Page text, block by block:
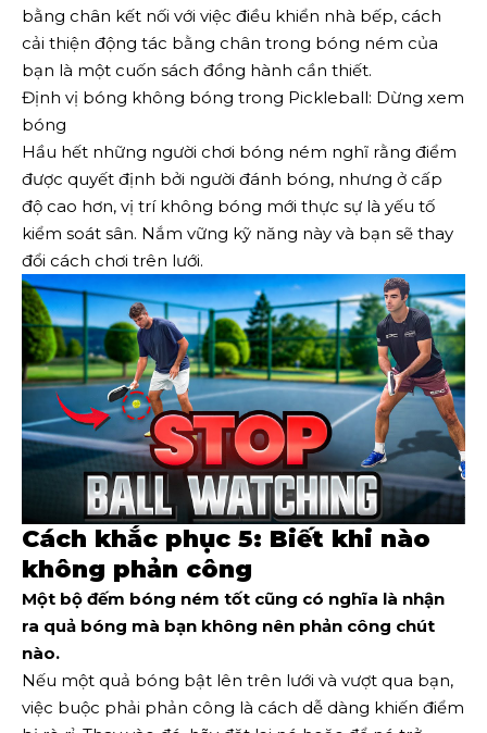
bằng chân kết nối với việc điều khiển nhà bếp, cách
cải thiện động tác bằng chân trong bóng ném của
bạn là một cuốn sách đồng hành cần thiết.
Định vị bóng không bóng trong Pickleball: Dừng xem
bóng
Hầu hết những người chơi bóng ném nghĩ rằng điểm
được quyết định bởi người đánh bóng, nhưng ở cấp
độ cao hơn, vị trí không bóng mới thực sự là yếu tố
kiểm soát sân. Nắm vững kỹ năng này và bạn sẽ thay
đổi cách chơi trên lưới.
Cách khắc phục 5: Biết khi nào
không phản công
Một bộ đếm bóng ném tốt cũng có nghĩa là nhận
ra quả bóng mà bạn không nên phản công chút
nào.
Nếu một quả bóng bật lên trên lưới và vượt qua bạn,
việc buộc phải phản công là cách dễ dàng khiến điểm